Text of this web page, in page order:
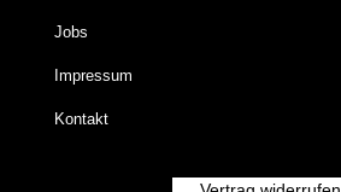
Jobs
Impressum
Kontakt